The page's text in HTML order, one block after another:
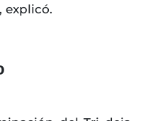
explicó.